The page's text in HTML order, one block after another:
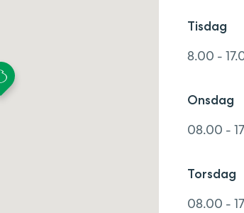
Tisdag
8.00 -
Onsdag
08.00 -
Torsdag
08.00 -